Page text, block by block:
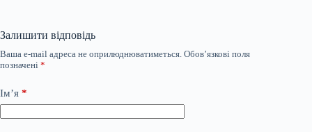
Залишити відповідь
Ваша e-mail адреса не оприлюднюватиметься. Обов’язкові поля
позначені *
Ім’я *